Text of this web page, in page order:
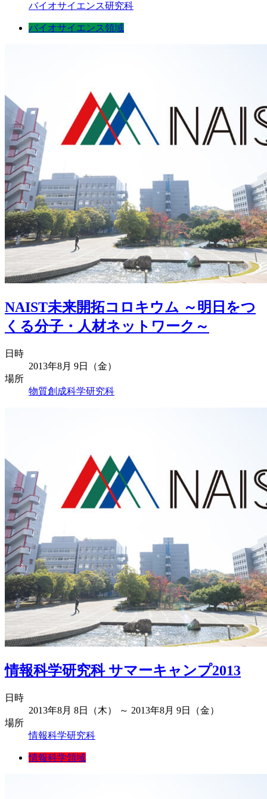
バイオサイエンス研究科
バイオサイエンス領域
NAIST未来開拓コロキウム ～明日をつ
くる分子・人材ネットワーク～
日時
2013年8月 9日（金）
場所
物質創成科学研究科
情報科学研究科 サマーキャンプ2013
日時
2013年8月 8日（木） ～ 2013年8月 9日（金）
場所
情報科学研究科
情報科学領域